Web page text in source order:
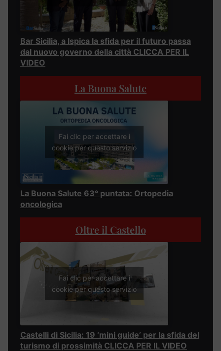
Bar Sicilia, a Ispica la sfida per il futuro passa
dal nuovo governo della città CLICCA PER IL
VIDEO
La Buona Salute
Fai clic per accettare i
cookie per questo servizio
La Buona Salute 63° puntata: Ortopedia
oncologica
Oltre il Castello
Fai clic per accettare i
cookie per questo servizio
Castelli di Sicilia: 19 ‘mini guide’ per la sfida del
turismo di prossimità CLICCA PER IL VIDEO